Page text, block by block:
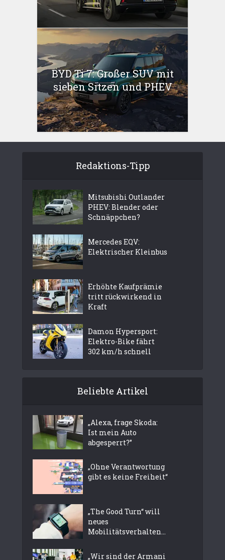
BYD Ti 7: Großer SUV mit
sieben Sitzen und PHEV
Redaktions-Tipp
Mitsubishi Outlander
PHEV: Blender oder
Schnäppchen?
Mercedes EQV:
Elektrischer Kleinbus
Erhöhte Kaufprämie
tritt rückwirkend in
Kraft
Damon Hypersport:
Elektro-Bike fährt
302 km/h schnell
Beliebte Artikel
„Alexa, frage Skoda:
Ist mein Auto
abgesperrt?”
„Ohne Verantwortung
gibt es keine Freiheit“
„The Good Turn“ will
neues
Mobilitätsverhalten...
„Wir sind der Armani